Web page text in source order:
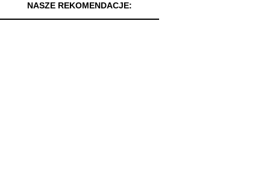
NASZE REKOMENDACJE: